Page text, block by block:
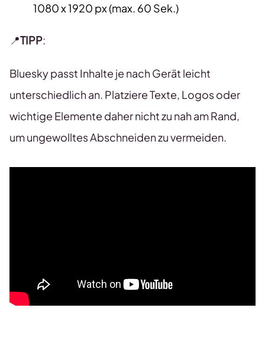
1080 x 1920 px (max. 60 Sek.)
📍TIPP:
Bluesky passt Inhalte je nach Gerät leicht
unterschiedlich an. Platziere Texte, Logos oder
wichtige Elemente daher nicht zu nah am Rand,
um ungewolltes Abschneiden zu vermeiden.